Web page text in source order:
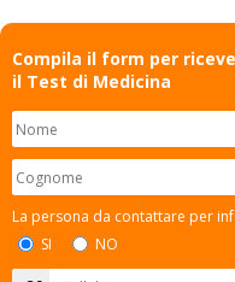
Compila il form per
il Test di Medicina
La persona da contattare per
SI
NO